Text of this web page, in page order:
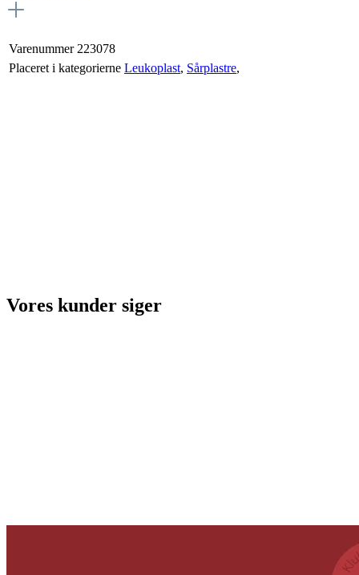
Varenummer 223078
Placeret i kategorierne Leukoplast, Sårplastre,
Vores kunder siger